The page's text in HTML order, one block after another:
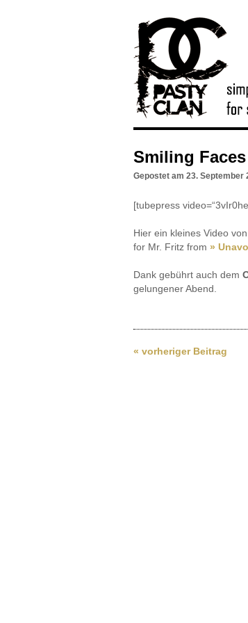
Smiling
Gepostet am 23. September
[tubepress
Hier ein kleines Video
for Mr. Fritz from »
Dank gebührt auch dem
gelungener Abend.
« vorheriger Beitrag